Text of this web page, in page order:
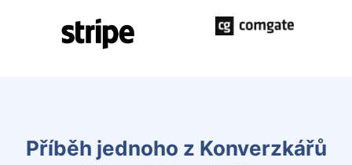
Příběh jednoho z Konverzkářů